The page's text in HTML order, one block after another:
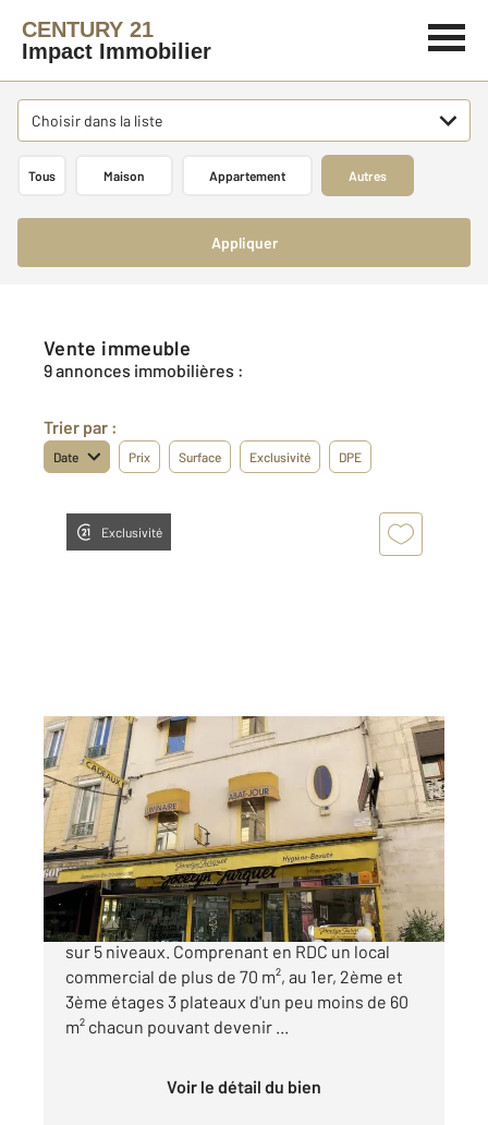
CENTURY 21
Impact Immobilier
Choisir dans la liste
Tous Maison Appartement Autres
Appliquer
Vente immeuble
9 annonces immobilières :
Trier par :
Date Prix Surface Exclusivité DPE
Exclusivité
ALES 30
267,33 m2
Ref : 9075
Immeuble à vendre
105 000 €
En plein cœur de ville immeuble à réaménager
sur 5 niveaux. Comprenant en RDC un local
commercial de plus de 70 m², au 1er, 2ème et
3ème étages 3 plateaux d'un peu moins de 60
m² chacun pouvant devenir ...
Voir le détail du bien